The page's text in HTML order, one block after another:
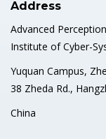
Address
Advanced
Institute of Cyber-
Yuquan Campus,
38 Zheda Rd.,
China